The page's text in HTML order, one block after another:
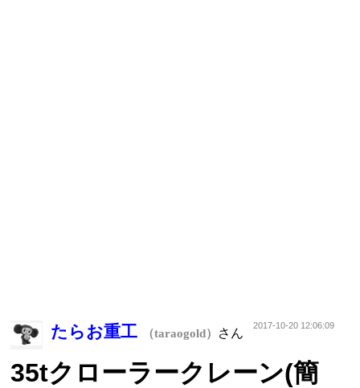
たらお重工 （taraogold） さん
2017-10-20 12:06:09
35tクローラークレーン(簡